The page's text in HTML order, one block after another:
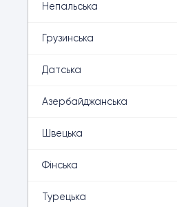
Непальська
Грузинська
Датська
Азербайджанська
Швецька
Фінська
Турецька